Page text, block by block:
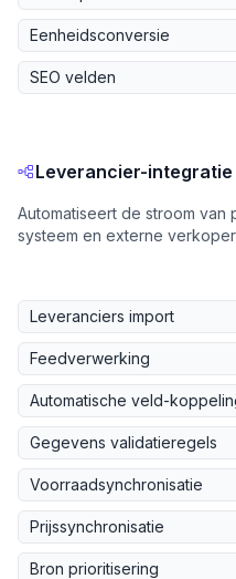
Eenheidsconversie
SEO velden
Leverancier-integratie
Automatiseert de stroom
systeem en externe
Leveranciers import
Feedverwerking
Automatische veld-
Gegevens validatieregels
Voorraadsynchronisatie
Prijssynchronisatie
Bron prioritisering